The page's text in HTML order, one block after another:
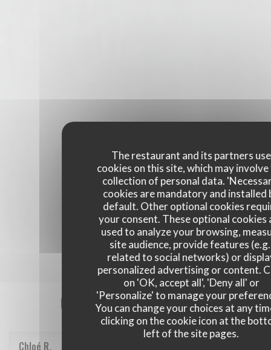
The restaurant and its partners use
cookies on this site, which may
collection of personal data.
cookies are mandatory and installed
default. Other optional cookies
your consent. These optional cookies
used to analyze your browsing,
site audience, provide features
related to social networks) or
personalized advertising or content.
on 'OK, accept all', 'Deny all' or
'Personalize' to manage your
You can change your choices at any
clicking on the cookie icon at the
left of the site pages.
Our customer ratings
Chloé R